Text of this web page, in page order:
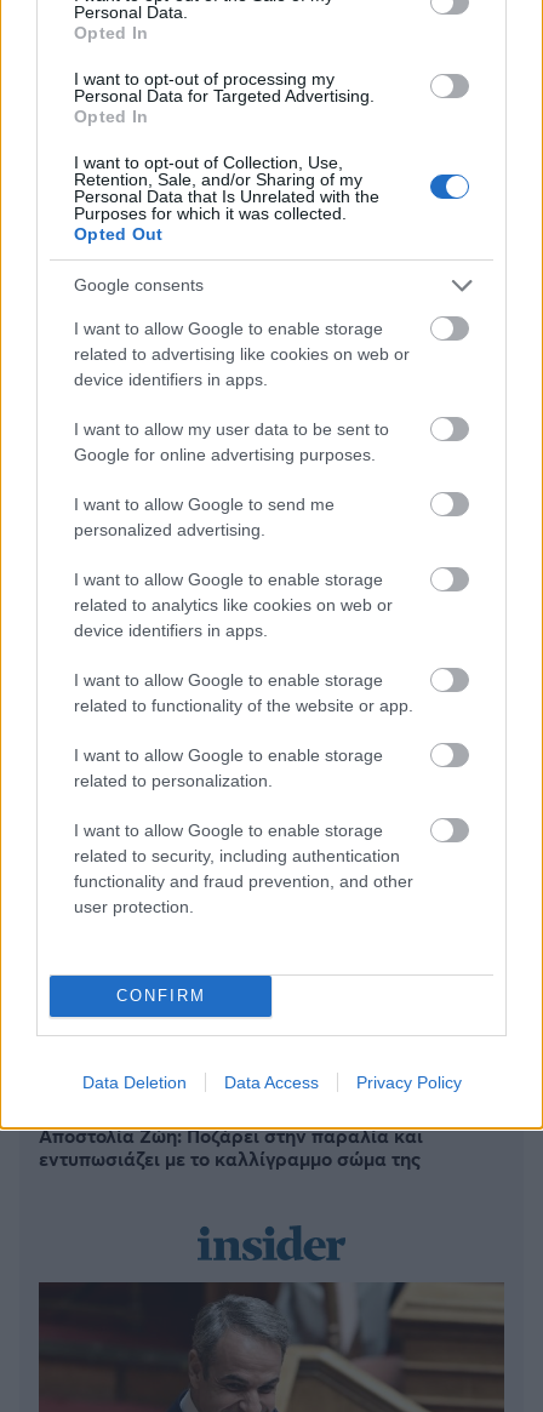
Personal Data.
Opted In
I want to opt-out of processing my
Personal Data for Targeted Advertising.
Opted In
I want to opt-out of Collection, Use,
Retention, Sale, and/or Sharing of my
Personal Data that Is Unrelated with the
Purposes for which it was collected.
Opted Out
Google consents
I want to allow Google to enable storage
related to advertising like cookies on web or
device identifiers in apps.
I want to allow my user data to be sent to
Google for online advertising purposes.
I want to allow Google to send me
personalized advertising.
I want to allow Google to enable storage
related to analytics like cookies on web or
device identifiers in apps.
I want to allow Google to enable storage
related to functionality of the website or app.
I want to allow Google to enable storage
related to personalization.
I want to allow Google to enable storage
related to security, including authentication
functionality and fraud prevention, and other
user protection.
CONFIRM
Data Deletion Data Access Privacy Policy
ανακαλύψετε
7 έξυπνα tips για να φτιάξετε γρήγορα τη βαλίτσα
των διακοπών
πού προήλθε
Έλληνες να απορούν
Αποστολία Ζώη: Ποζάρει στην παραλία και
εντυπωσιάζει με το καλλίγραμμο σώμα της